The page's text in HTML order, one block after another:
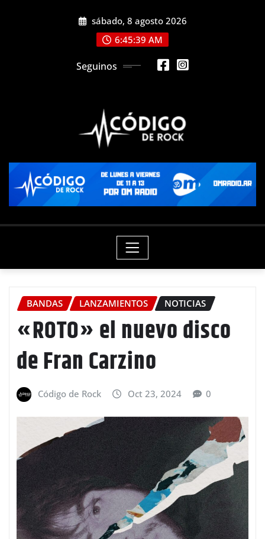
sábado, 8 agosto 2026
6:45:41 AM
Seguinos
BANDAS LANZAMIENTOS NOTICIAS
«ROTO» el nuevo disco
de Fran Carzino
Código de Rock Oct 23, 2024 0